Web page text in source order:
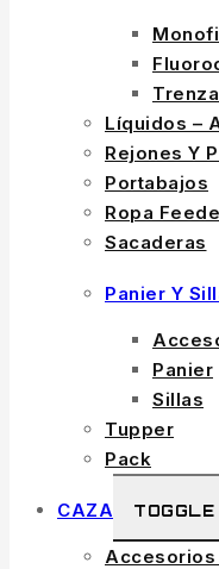
Líquidos –
Rejones Y
Portabajos
Ropa
Sacaderas
Panier Y
Panier
Sillas
Tupper
Pack
CAZA TOGGLE
Accesorios